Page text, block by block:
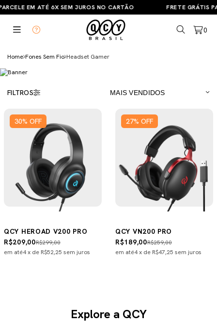
EM ATÉ 6X SEM JUROS NO CARTÃO FRETE GRÁTIS
0
Home Fones Sem Fio Headset Gamer
FILTROS
30% OFF
QCY HEROAD V200 PRO
R$299,00
R$209,00
em até4x de R$52,25 sem juros
27% OFF
QCY VN200 PRO
R$259,00
R$189,00
em até4x de R$47,25 sem juros
Explore a QCY